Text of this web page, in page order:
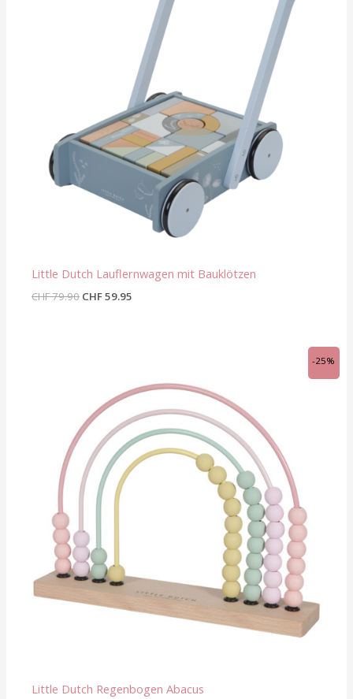
Little Dutch Lauflernwagen mit Bauklötzen
CHF79.90 CHF59.95
-25%
Little Dutch Regenbogen Abacus
CHF 23.90
ist:
CHF 18.00.